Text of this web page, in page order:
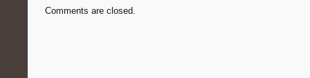
Comments are closed.